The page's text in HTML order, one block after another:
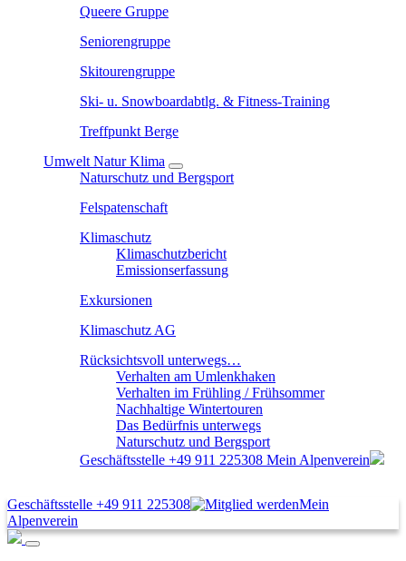
Queere Gruppe
Seniorengruppe
Skitourengruppe
Ski- u. Snowboardabtlg. & Fitness-Training
Treffpunkt Berge
Umwelt Natur Klima
Naturschutz und Bergsport
Felspatenschaft
Klimaschutz
Klimaschutzbericht
Emissionserfassung
Exkursionen
Klimaschutz AG
Rücksichtsvoll unterwegs…
Verhalten am Umlenkhaken
Verhalten im Frühling / Frühsommer
Nachhaltige Wintertouren
Das Bedürfnis unterwegs
Naturschutz und Bergsport
Geschäftsstelle +49 911 225308 Mein Alpenverein
Geschäftsstelle +49 911 225308
Mein
Alpenverein